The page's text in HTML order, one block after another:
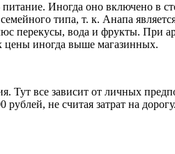
питание. Иногда оно включено в
типа, т. к. Анапа
перекусы, вода и фрукты. При
цены иногда выше магазинных.
Тут все зависит от личных
рублей, не считая затрат на